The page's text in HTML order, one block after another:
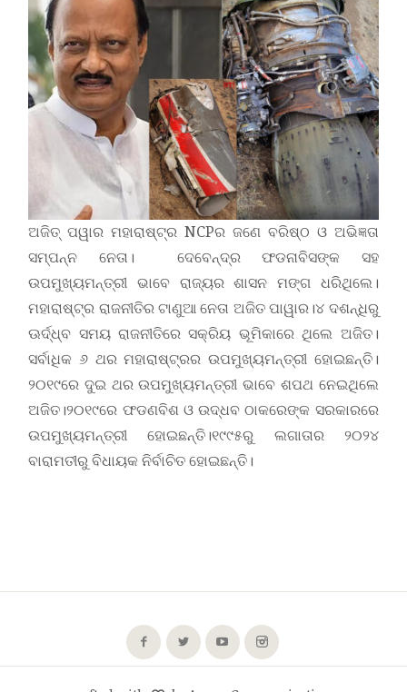
ଅଜିତ୍ ପୱାର ମହାରାଷ୍ଟ୍ର NCPର ଜଣେ ବରିଷ୍ଠ ଓ ଅଭିଜ୍ଞତା
ସମ୍ପନ୍ନ ନେତା। ଦେବେନ୍ଦ୍ର ଫଡନାବିସଙ୍କ ସହ
ଉପମୁଖ୍ୟମନ୍ତ୍ରୀ ଭାବେ ରାଜ୍ୟର ଶାସନ ମଙ୍ଗ ଧରିଥିଲେ।
ମହାରାଷ୍ଟ୍ର ରାଜନୀତିର ଟାଣୁଆ ନେତା ଅଜିତ ପାୱାର।୪ ଦଶନ୍ଧିରୁ
ଊର୍ଦ୍ଧ୍ବ ସମୟ ରାଜନୀତିରେ ସକ୍ରିୟ ଭୂମିକାରେ ଥିଲେ ଅଜିତ।
ସର୍ବାଧିକ ୬ ଥର ମହାରାଷ୍ଟ୍ରର ଉପମୁଖ୍ୟମନ୍ତ୍ରୀ ହୋଇଛନ୍ତି।
୨୦୧୯ରେ ଦୁଇ ଥର ଉପମୁଖ୍ୟମନ୍ତ୍ରୀ ଭାବେ ଶପଥ ନେଇଥିଲେ
ଅଜିତ।୨୦୧୯ରେ ଫଡଣବିଶ ଓ ଉଦ୍ଧବ ଠାକରେଙ୍କ ସରକାରରେ
ଉପମୁଖ୍ୟମନ୍ତ୍ରୀ ହୋଇଛନ୍ତି।୧୯୯୫ରୁ ଲଗାତାର ୨୦୨୪
ବାରାମତୀରୁ ବିଧାୟକ ନିର୍ବାଚିତ ହୋଇଛନ୍ତି।